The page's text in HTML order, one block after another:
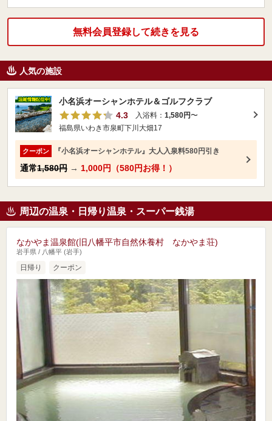
無料会員登録して続きを見る
人気の施設
小名浜オーシャンホテル＆ゴルフクラブ
4.3
入浴料： 1,580円〜
福島県いわき市泉町下川大畑17
クーポン 『小名浜オーシャンホテル』大人入泉料580円引き
通常1,580円 → 1,000円（580円お得！）
周辺の温泉・日帰り温泉・スーパー銭湯
なかやま温泉館(旧八幡平市自然休養村 なかやま荘)
岩手県 / 八幡平 (岩手)
日帰り クーポン